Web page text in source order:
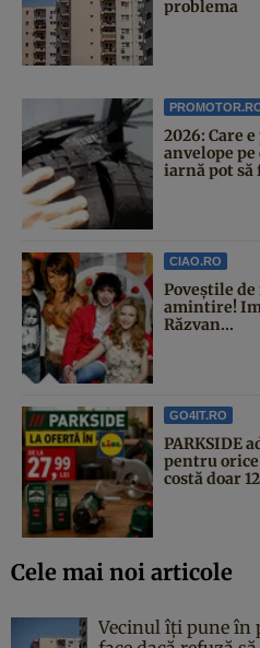
problema
2026: Care
anvelope
iarnă pot să
CIAO.RO
Poveştile
amintire!
Răzvan...
GO4IT.RO
PARKSIDE
pentru orice
costă doar
Cele mai noi articole
Vecinul îți pune în